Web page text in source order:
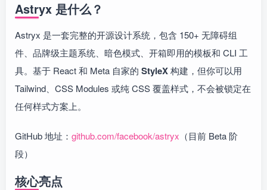
Astryx 是什么？
Astryx 是一套完整的开源设计系统，包含 150+ 无障碍组
件、品牌级主题系统、暗色模式、开箱即用的模板和 CLI 工
具。基于 React 和 Meta 自家的 StyleX构建，但你可以用
Tailwind、CSS Modules 或纯 CSS 覆盖样式，不会被锁定在
任何样式方案上。
GitHub 地址： github.com/facebook/astryx （目前 Beta 阶
段）
核心亮点